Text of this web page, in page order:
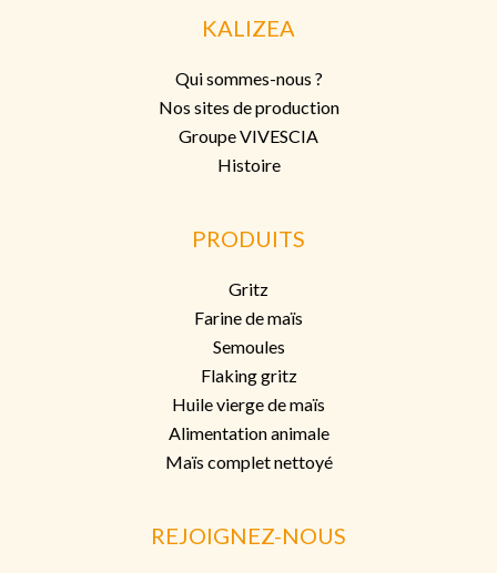
KALIZEA
Qui sommes-nous ?
Nos sites de production
Groupe VIVESCIA
Histoire
PRODUITS
Gritz
Farine de maïs
Semoules
Flaking gritz
Huile vierge de maïs
Alimentation animale
Maïs complet nettoyé
REJOIGNEZ-NOUS